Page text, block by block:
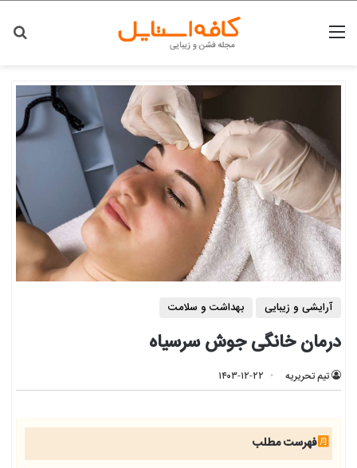
منو
آرایشی و زیبایی بهداشت و سلامت
درمان خانگی جوش سرسیاه
تیم تحریریه ۱۴۰۳-۱۲-۲۲
فهرست مطلب